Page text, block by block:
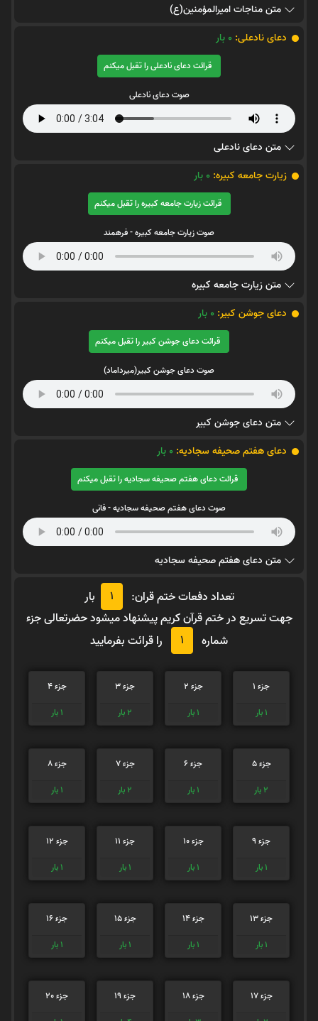
متن مناجات اميرالمؤمنين(ع)
دعای نادعلی: 0 بار
قرائت دعای نادعلی را تقبل میکنم
صوت دعای نادعلی
متن دعای نادعلی
زیارت جامعه کبیره: 0 بار
قرائت زیارت جامعه کبیره را تقبل میکنم
صوت زیارت جامعه کبیره - فرهمند
متن زیارت جامعه کبیره
دعای جوشن کبیر: 0 بار
قرائت دعای جوشن کبیر را تقبل میکنم
صوت دعای جوشن کبیر(میرداماد)
متن دعای جوشن کبیر
دعای هفتم صحیفه سجادیه: 0 بار
قرائت دعای هفتم صحیفه سجادیه را تقبل میکنم
صوت دعای هفتم صحیفه سجادیه - فانی
متن دعای هفتم صحیفه سجادیه
تعداد دفعات ختم قران: 1
بار
جهت تسریع در ختم قرآن کریم پیشنهاد میشود حضرتعالی جزء
شماره
1 را قرائت بفرمایید
جزء 1
1بار
جزء 2
1بار
جزء 3
2بار
جزء 4
1بار
جزء 5
2بار
جزء 6
1بار
جزء 7
2بار
جزء 8
1بار
جزء 9
1بار
جزء 10
1بار
جزء 11
1بار
جزء 12
1بار
جزء 13
1بار
جزء 14
1بار
جزء 15
1بار
جزء 16
1بار
جزء 17
جزء 18
جزء 19
جزء 20